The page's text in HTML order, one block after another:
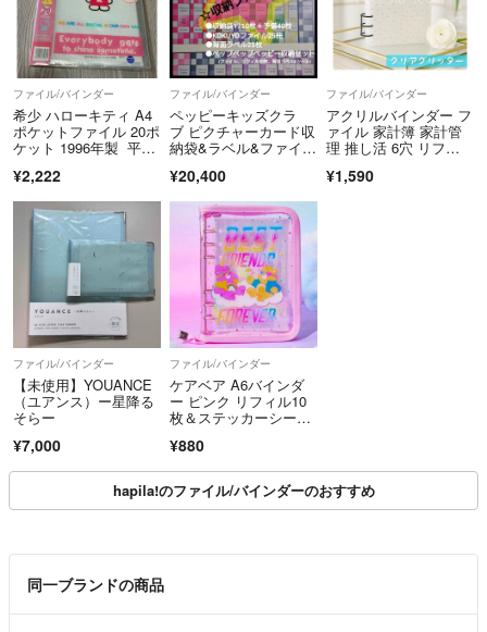
ファイル/バインダー
希少 ハローキティ A4
ポケットファイル 20ポ
ケット 1996年製 平成
¥2,222
ファイル/バインダー
ペッピーキッズクラ
ブ ピクチャーカード収
納袋&ラベル&ファイル
¥20,400
ファイル/バインダー
アクリルバインダー フ
ァイル 家計簿 家計管
理 推し活 6穴 リフィ
¥1,590
ファイル/バインダー
【未使用】YOUANCE
（ユアンス）ー星降る
そらー
¥7,000
ファイル/バインダー
ケアベア A6バインダ
ー ピンク リフィル10
枚＆ステッカーシート
¥880
hapila!のファイル/バインダーのおすすめ
同一ブランドの商品